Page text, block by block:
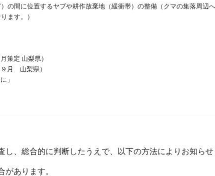
の間に位置するヤブや耕作放棄地（緩衝帯）の整備（クマの集落周辺
ます。）
定 山梨県）
山梨県）
」
し、総合的に判断したうえで、以下の方法によりお知ら
あります。